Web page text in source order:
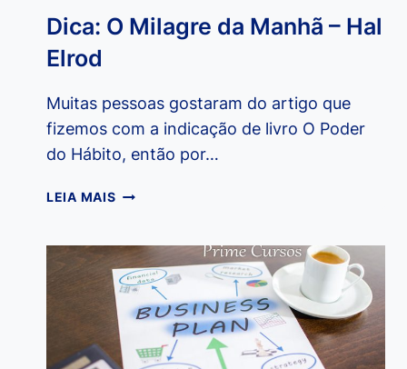
Dica: O Milagre da Manhã – Hal
Elrod
Muitas pessoas gostaram do artigo que
fizemos com a indicação de livro O Poder
do Hábito, então por…
LEIA MAISDICA:
DA
MANHÃ
–
HAL
ELROD